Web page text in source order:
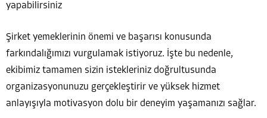
yapabilirsiniz
Şirket yemeklerinin önemi ve başarısı konusunda
farkındalığımızı vurgulamak istiyoruz. İşte bu nedenle,
ekibimiz tamamen sizin istekleriniz doğrultusunda
organizasyonunuzu gerçekleştirir ve yüksek hizmet
anlayışıyla motivasyon dolu bir deneyim yaşamanızı sağlar.